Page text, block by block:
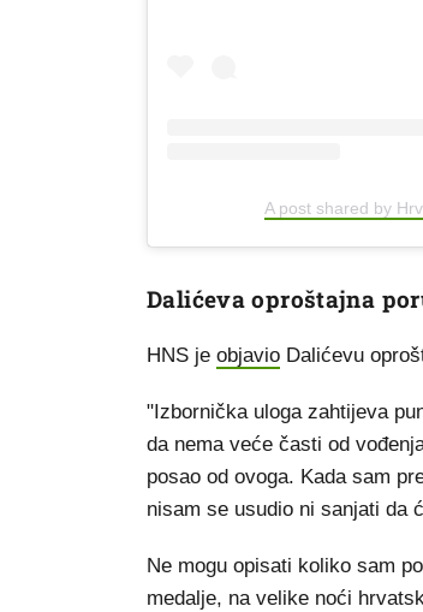
A post shared by
Dalićeva oproštajna
HNS je objavio Dalićevu
"Izbornička uloga zahtijeva
da nema veće časti od
posao od ovoga. Kada sam
nisam se usudio ni sanjati da
Ne mogu opisati koliko sam
medalje, na velike noći